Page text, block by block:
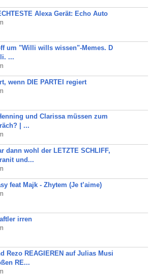
Alexa Gerät: Echo Auto
um "Willi wills wissen"-Memes. D
...
wenn DIE PARTEI regiert
und Clarissa müssen zum
| ...
dann wohl der LETZTE SCHLIFF,
und...
feat Majk - Zhytem (Je t’aime)
irren
Rezo REAGIEREN auf Julias Musi
RE...